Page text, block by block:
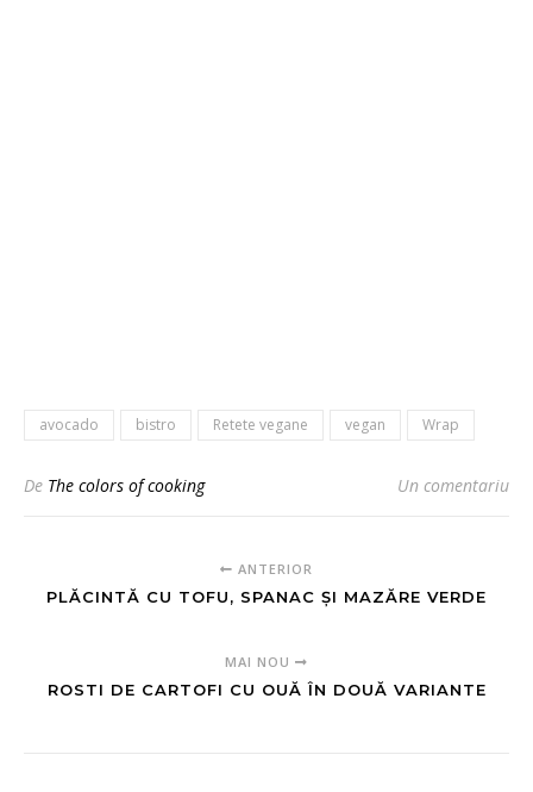
avocado bistro Retete vegane vegan Wrap
De The colors of cooking Un comentariu
ANTERIOR
PLĂCINTĂ CU TOFU, SPANAC ȘI MAZĂRE VERDE
MAI NOU
ROSTI DE CARTOFI CU OUĂ ÎN DOUĂ VARIANTE